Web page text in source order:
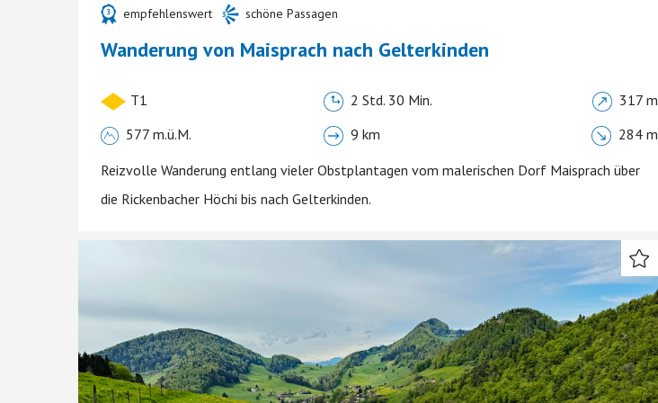
empfehlenswert schöne Passagen
Wanderung von Maisprach nach Gelterkinden
T1 2 Std. 30 Min.
317 m
577 m.ü.M.
9 km
284 m
Reizvolle Wanderung entlang vieler Obstplantagen vom malerischen Dorf Maisprach über
die Rickenbacher Höchi bis nach Gelterkinden.